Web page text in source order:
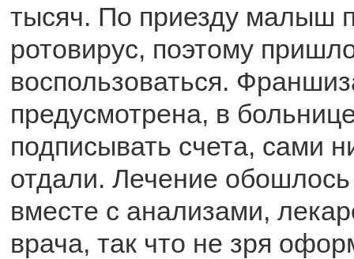
тысяч. По приезду малыш
ротовирус, поэтому
воспользоваться.
предусмотрена, в
подписывать счета, сами
отдали. Лечение
вместе с анализами,
врача, так что не зря